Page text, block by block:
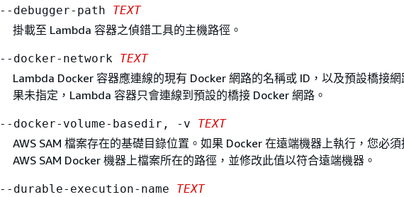
--debugger-path TEXT
掛載至 Lambda 容器之偵錯工具的主機路徑。
--docker-network TEXT
Lambda Docker 容器應連線的現有 Docker 網路的名稱或 ID，以及預設橋接網
果未指定，Lambda 容器只會連線到預設的橋接 Docker 網路。
--docker-volume-basedir, -v TEXT
AWS SAM 檔案存在的基礎目錄位置。如果 Docker 在遠端機器上執行，您必須
AWS SAM Docker 機器上檔案所在的路徑，並修改此值以符合遠端機器。
--durable-execution-name TEXT